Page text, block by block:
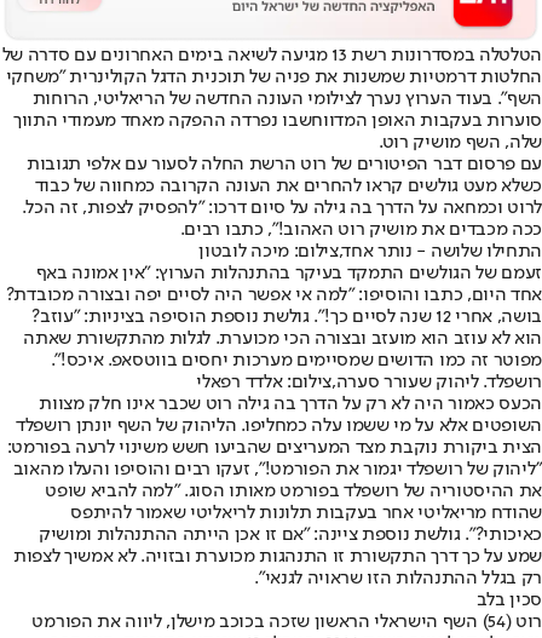
הטלטלה במסדרונות רשת 13 מגיעה לשיאה בימים האחרונים עם סדרה של
החלטות דרמטיות שמשנות את פניה של תוכנית הדגל הקולינרית "משחקי
השף". בעוד הערוץ נערך לצילומי העונה החדשה של הריאליטי, הרוחות
סוערות בעקבות האופן המדווחשבו נפרדה ההפקה מאחד מעמודי התווך
שלה, השף מושיק רוט.
עם פרסום דבר הפיטורים של רוט הרשת החלה לסעור עם אלפי תגובות
כשלא מעט גולשים קראו להחרים את העונה הקרובה כמחווה של כבוד
לרוט וכמחאה על הדרך בה גילה על סיום דרכו: "להפסיק לצפות, זה הכל.
ככה מכבדים את מושיק רוט האהוב!", כתבו רבים.
התחילו שלושה - נותר אחד,צילום: מיכה לובטון
זעמם של הגולשים התמקד בעיקר בהתנהלות הערוץ: "אין אמונה באף
אחד היום, כתבו והוסיפו: "למה אי אפשר היה לסיים יפה ובצורה מכובדת?
בושה, אחרי 12 שנה לסיים כך!". גולשת נוספת הוסיפה בציניות: "עוזב?
הוא לא עוזב הוא מועזב ובצורה הכי מכוערת. לגלות מהתקשורת שאתה
מפוטר זה כמו הדושים שמסיימים מערכות יחסים בווטסאפ. איכס!".
רושפלד. ליהוק שעורר סערה,צילום: אלדד רפאלי
הכעס כאמור היה לא רק על הדרך בה גילה רוט שכבר אינו חלק מצוות
השופטים אלא על מי ששמו עלה כמחליפו. הליהוק של השף יונתן רושפלד
הצית ביקורת נוקבת מצד המעריצים שהביעו חשש משינוי לרעה בפורמט:
"ליהוק של רושפלד יגמור את הפורמט!", זעקו רבים והוסיפו והעלו מהאוב
את ההיסטוריה של רושפלד בפורמט מאותו הסוג. "למה להביא שופט
שהודח מריאליטי אחר בעקבות תלונות לריאליטי שאמור להיתפס
כאיכותי?". גולשת נוספת ציינה: "אם זו אכן הייתה ההתנהלות ומושיק
שמע על כך דרך התקשורת זו התנהגות מכוערת ובזויה. לא אמשיך לצפות
רק בגלל ההתנהלות הזו שראויה לגנאי".
סכין בלב
רוט (54) השף הישראלי הראשון שזכה בכוכב מישלן, ליווה את הפורמט